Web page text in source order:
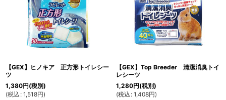
【GEX】ヒノキア 正方形トイレシー
ツ
1,380円(税別)
(税込 : 1,518円)
【GEX】Top Breeder 清潔消臭トイ
レシーツ
1,280円(税別)
(税込 : 1,408円)